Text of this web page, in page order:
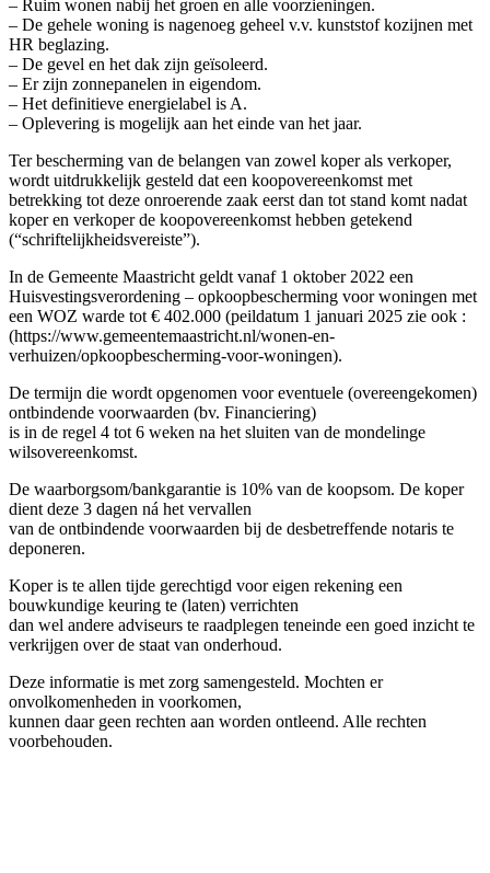
– Ruim wonen nabij het groen en alle voorzieningen.
– De gehele woning is nagenoeg geheel v.v. kunststof kozijnen met
HR beglazing.
– De gevel en het dak zijn geïsoleerd.
– Er zijn zonnepanelen in eigendom.
– Het definitieve energielabel is A.
– Oplevering is mogelijk aan het einde van het jaar.
Ter bescherming van de belangen van zowel koper als verkoper,
wordt uitdrukkelijk gesteld dat een koopovereenkomst met
betrekking tot deze onroerende zaak eerst dan tot stand komt nadat
koper en verkoper de koopovereenkomst hebben getekend
(“schriftelijkheidsvereiste”).
In de Gemeente Maastricht geldt vanaf 1 oktober 2022 een
Huisvestingsverordening – opkoopbescherming voor woningen met
een WOZ warde tot € 402.000 (peildatum 1 januari 2025 zie ook :
(https://www.gemeentemaastricht.nl/wonen-en-
verhuizen/opkoopbescherming-voor-woningen).
De termijn die wordt opgenomen voor eventuele (overeengekomen)
ontbindende voorwaarden (bv. Financiering)
is in de regel 4 tot 6 weken na het sluiten van de mondelinge
wilsovereenkomst.
De waarborgsom/bankgarantie is 10% van de koopsom. De koper
dient deze 3 dagen ná het vervallen
van de ontbindende voorwaarden bij de desbetreffende notaris te
deponeren.
Koper is te allen tijde gerechtigd voor eigen rekening een
bouwkundige keuring te (laten) verrichten
dan wel andere adviseurs te raadplegen teneinde een goed inzicht te
verkrijgen over de staat van onderhoud.
Deze informatie is met zorg samengesteld. Mochten er
onvolkomenheden in voorkomen,
kunnen daar geen rechten aan worden ontleend. Alle rechten
voorbehouden.